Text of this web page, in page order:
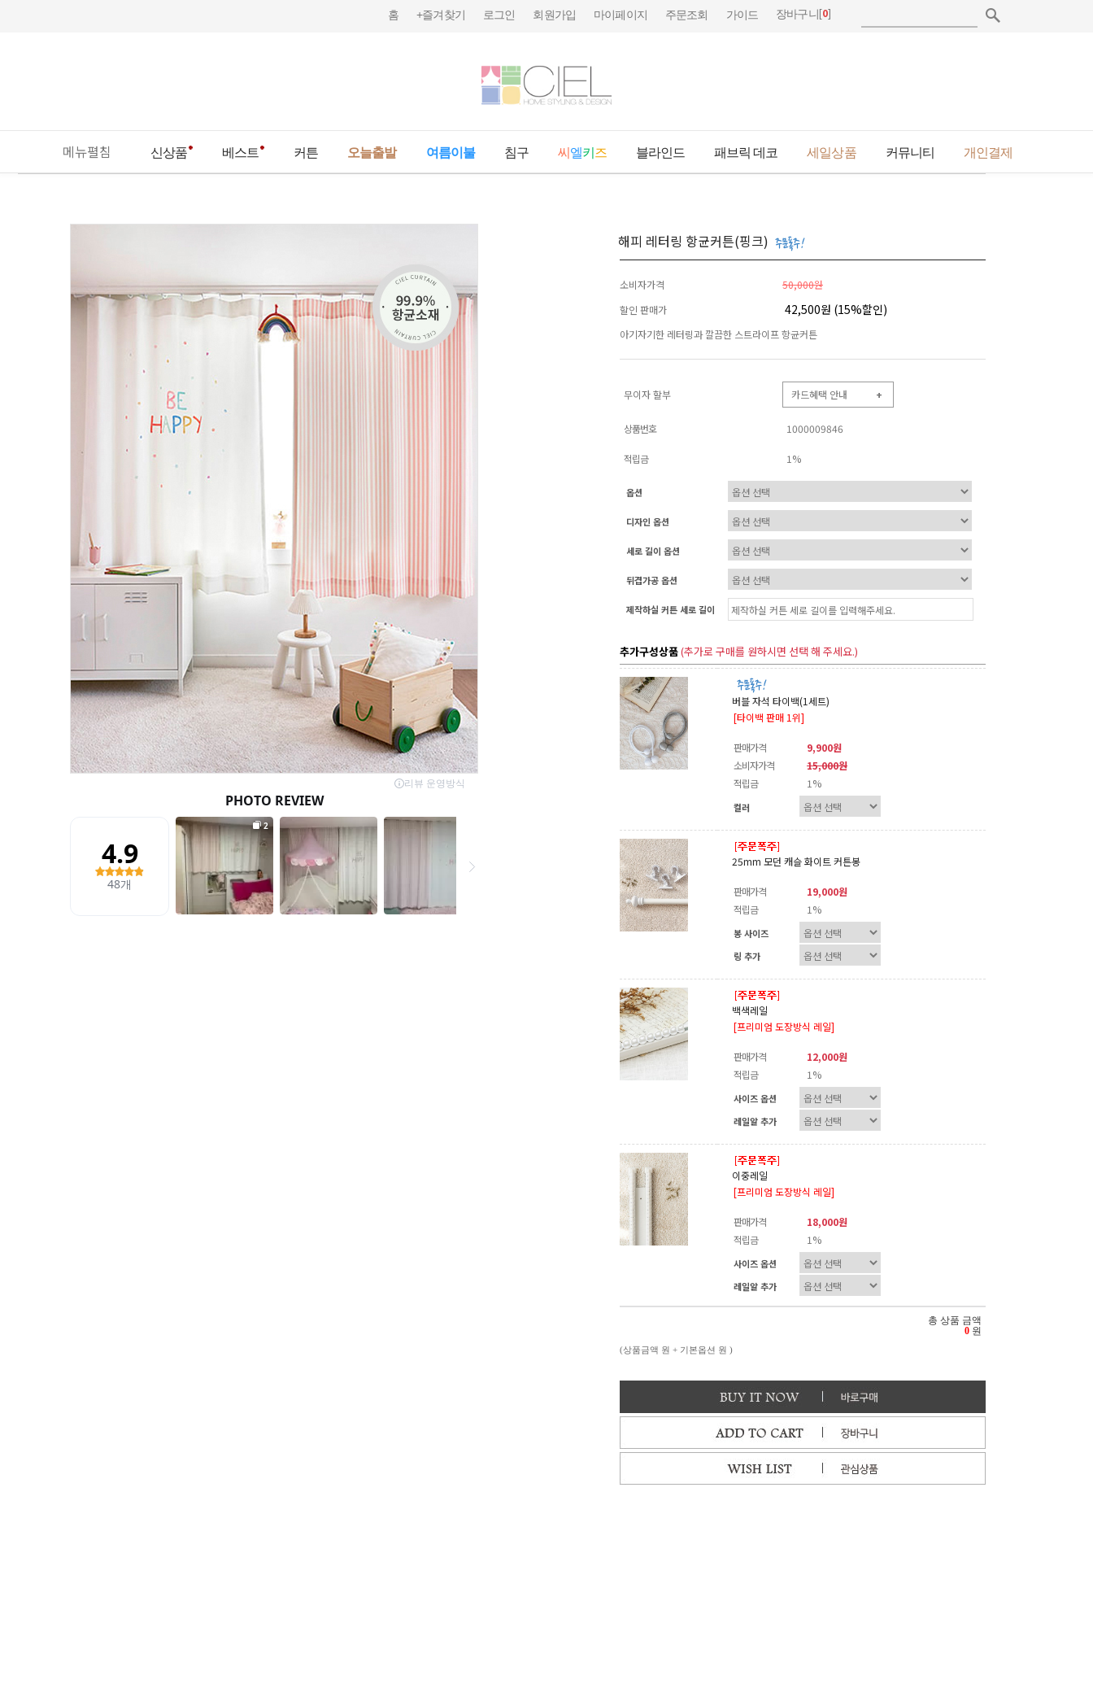
홈 +즐겨찾기 로그인 회원가입 마이페이지 주문조회 가이드 장바구니[0]
메뉴펼침 신상품 베스트 커튼 오늘출발 여름이불 침구 씨 엘키 즈 블라인드 패브릭 데코 세일상품 커뮤니티 개인결제
해피 레터링 항균커튼(핑크)
소비자가격
50,000원
할인 판매가
42,500원 (15%할인)
아기자기한 레터링과 깔끔한 스트라이프 항균커튼
무이자 할부 카드혜택 안내 +
상품번호 1000009846
적립금 1%
옵션
디자인 옵션
세로 길이 옵션
뒤겹가공 옵션
제작하실 커튼 세로 길이
추가구성상품(추가로 구매를 원하시면 선택 해 주세요.)
버블 자석 타이백(1세트)
[타이백 판매 1위]
판매가격
9,900원
소비자가격
15,000원
적립금
1%
컬러
25mm 모던 캐슬 화이트 커튼봉
판매가격
19,000원
적립금
1%
봉 사이즈
링 추가
백색레일
[프리미엄 도장방식 레일]
판매가격
12,000원
적립금
1%
사이즈 옵션
레일알 추가
이중레일
[프리미엄 도장방식 레일]
판매가격
18,000원
적립금
1%
사이즈 옵션
레일알 추가
총 상품 금액
0 원
(상품금액 원 + 기본옵션 원 )